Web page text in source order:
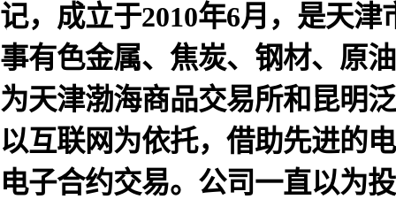
记，成立于2010年6月，是天
事有色金属、焦炭、钢材、原
为天津渤海商品交易所和昆明
以互联网为依托，借助先进的
电子合约交易。公司一直以为